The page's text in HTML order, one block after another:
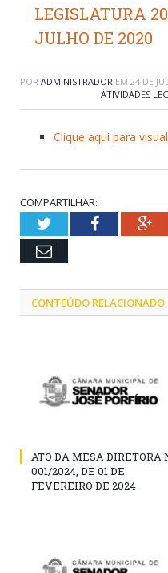
LEGISLATURA
JULHO DE 2020
POR ADMINISTRADOR EM 24 DE
ATIVIDADES
Clique aqui para
COMPARTILHAR:
TwitterFacebook
Email
CONTEÚDO RELACIONADO
ATO DA MESA DIRETORA
001/2024, DE 01 DE
FEVEREIRO DE 2024